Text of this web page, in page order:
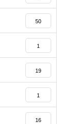
50
1
19
1
16